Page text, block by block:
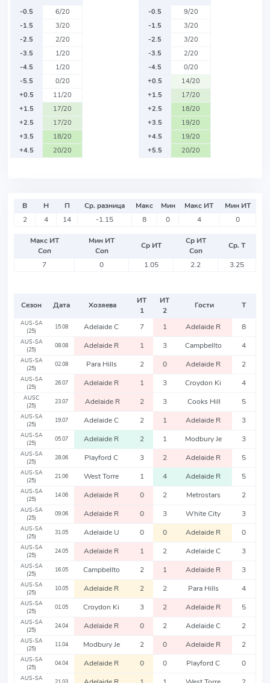
-0.5
6/20
-1.5
3/20
-2.5
2/20
-3.5
1/20
-4.5
1/20
-5.5
0/20
+0.5
11/20
+1.5
17/20
+2.5
17/20
+3.5
18/20
+4.5
20/20
-0.5
9/20
-1.5
3/20
-2.5
3/20
-3.5
2/20
-4.5
0/20
+0.5
14/20
+1.5
17/20
+2.5
18/20
+3.5
19/20
+4.5
19/20
+5.5
20/20
В Н П Ср. разница Макс Мин Макс ИТ
Мин ИТ
2
4 14 -1.15 8 0 4 0
Макс ИТ
Соп
Мин ИТ
Соп
Ср ИТ
Ср ИТ
Соп
Ср. Т
7
0 1.05 2.2 3.25
Сезон Дата Хозяева
ИТ
1
ИТ
2
Гости Т
AUS-SA
(25)
15.08 Adelaide C 7 1 Adelaide R 8
AUS-SA
(25)
08.08 Adelaide R 1 3 Campbellto 4
AUS-SA
(25)
02.08 Para Hills 2 0 Adelaide R 2
AUS-SA
(25)
26.07 Adelaide R 1 3 Croydon Ki 4
AUSC
(25)
23.07 Adelaide R 2 3 Cooks Hill 5
AUS-SA
(25)
19.07 Adelaide C 2 1 Adelaide R 3
AUS-SA
(25)
05.07 Adelaide R 2 1 Modbury Je 3
AUS-SA
(25)
28.06 Playford C 3 2 Adelaide R 5
AUS-SA
(25)
21.06 West Torre 1 4 Adelaide R 5
AUS-SA
(25)
14.06 Adelaide R 0 2 Metrostars 2
AUS-SA
(25)
09.06 Adelaide R 0 3 White City 3
AUS-SA
(25)
31.05 Adelaide U 0 0 Adelaide R 0
AUS-SA
(25)
24.05 Adelaide R 1 2 Adelaide C 3
AUS-SA
(25)
16.05 Campbellto 2 1 Adelaide R 3
AUS-SA
(25)
10.05 Adelaide R 2 2 Para Hills 4
AUS-SA
(25)
01.05 Croydon Ki 3 2 Adelaide R 5
AUS-SA
(25)
24.04 Adelaide R 0 2 Adelaide C 2
AUS-SA
(25)
11.04 Modbury Je 2 0 Adelaide R 2
AUS-SA
(25)
04.04 Adelaide R 0 0 Playford C 0
AUS-SA